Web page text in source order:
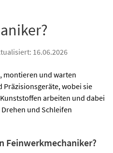
16.06.2026
montieren und warten
wobei sie
arbeiten und dabei
und Schleifen
Feinwerkmechaniker?